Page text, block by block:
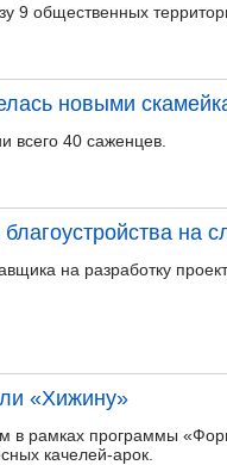
9 общественных
новыми
всего 40 саженцев.
на
на разработку
«Хижину»
в рамках программы
качелей-арок.